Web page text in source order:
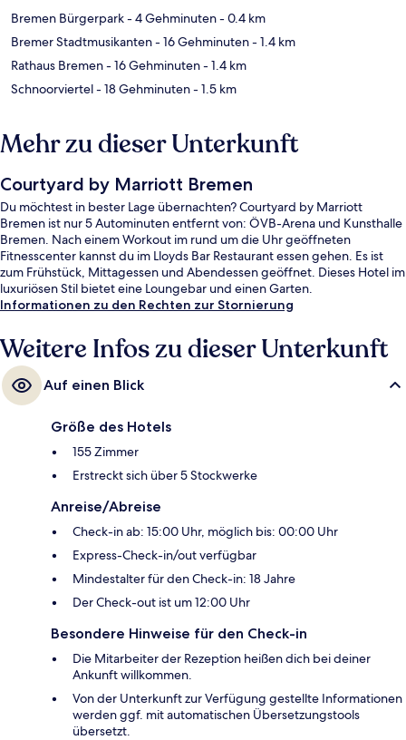
Bremen Bürgerpark- 4 Gehminuten- 0.4 km
Bremer Stadtmusikanten- 16 Gehminuten- 1.4 km
Rathaus Bremen- 16 Gehminuten- 1.4 km
Schnoorviertel- 18 Gehminuten- 1.5 km
Mehr zu dieser Unterkunft
Courtyard by Marriott Bremen
Du möchtest in bester Lage übernachten? Courtyard by Marriott
Bremen ist nur 5 Autominuten entfernt von: ÖVB-Arena und Kunsthalle
Bremen. Nach einem Workout im rund um die Uhr geöffneten
Fitnesscenter kannst du im Lloyds Bar Restaurant essen gehen. Es ist
zum Frühstück, Mittagessen und Abendessen geöffnet. Dieses Hotel im
luxuriösen Stil bietet eine Loungebar und einen Garten.
Informationen zu den Rechten zur Stornierung
Weitere Infos zu dieser Unterkunft
Auf einen Blick
Größe des Hotels
155 Zimmer
Erstreckt sich über 5 Stockwerke
Anreise/Abreise
Check-in ab: 15:00 Uhr, möglich bis: 00:00 Uhr
Express-Check-in/out verfügbar
Mindestalter für den Check-in: 18 Jahre
Der Check-out ist um 12:00 Uhr
Besondere Hinweise für den Check-in
Die Mitarbeiter der Rezeption heißen dich bei deiner
Ankunft willkommen.
Von der Unterkunft zur Verfügung gestellte Informationen
werden ggf. mit automatischen Übersetzungstools
übersetzt.